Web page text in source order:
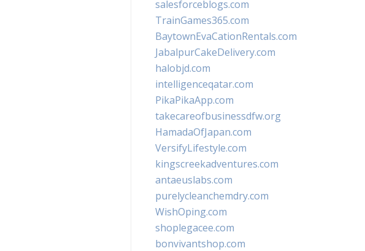
salesforceblogs.com
TrainGames365.com
BaytownEvaCationRentals.com
JabalpurCakeDelivery.com
halobjd.com
intelligenceqatar.com
PikaPikaApp.com
takecareofbusinessdfw.org
HamadaOfJapan.com
VersifyLifestyle.com
kingscreekadventures.com
antaeuslabs.com
purelycleanchemdry.com
WishOping.com
shoplegacee.com
bonvivantshop.com